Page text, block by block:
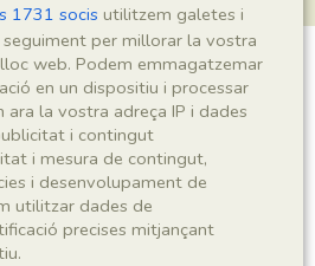
sp.
1731 socis utilitzem galetes i
per millorar la vostra
web. Podem emmagatzemar
en un dispositiu i processar
ara la vostra adreça IP i dades
i contingut
i mesura de contingut,
i desenvolupament de
utilitzar dades de
precises mitjançant